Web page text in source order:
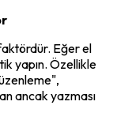
Eğer el
yapın. Özellikle
ancak yazması